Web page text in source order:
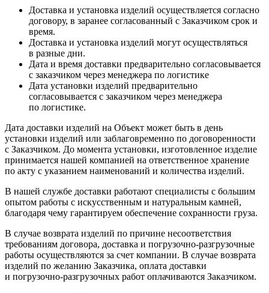
Доставка и установка изделий осуществляется согласно
договору, в заранее согласованный с Заказчиком срок и
время.
Доставка и установка изделий могут осуществляться
в разные дни.
Дата и время доставки предварительно согласовывается
с заказчиком через менеджера по логистике
Дата установки изделий предварительно
согласовывается с заказчиком через менеджера
по логистике.
Дата доставки изделий на Объект может быть в день
установки изделий или заблаговременно по договоренности
с Заказчиком. До момента установки, изготовленное изделие
принимается нашей компанией на ответственное хранение
по акту с указанием наименований и количества изделий.
В нашей службе доставки работают специалисты с большим
опытом работы с искусственным и натуральным камней,
благодаря чему гарантируем обеспечение сохранности груза.
В случае возврата изделий по причине несоответствия
требованиям договора, доставка и погрузочно-разгрузочные
работы осуществляются за счет компании. В случае возврата
изделий по желанию Заказчика, оплата доставки
и погрузочно-разгрузочных работ оплачиваются Заказчиком.